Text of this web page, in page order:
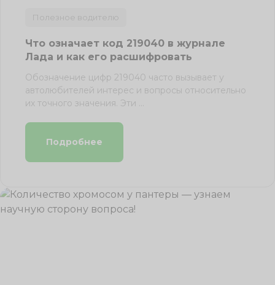
Полезное водителю
Что означает код 219040 в журнале
Лада и как его расшифровать
Обозначение цифр 219040 часто вызывает у
автолюбителей интерес и вопросы относительно
их точного значения. Эти ...
Подробнее